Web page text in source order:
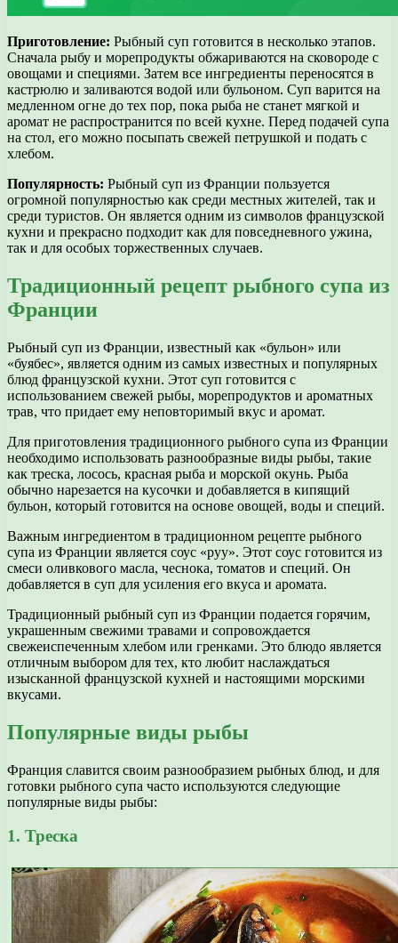
Приготовление: Рыбный суп готовится в несколько этапов.
Сначала рыбу и морепродукты обжариваются на сковороде с
овощами и специями. Затем все ингредиенты переносятся в
кастрюлю и заливаются водой или бульоном. Суп варится на
медленном огне до тех пор, пока рыба не станет мягкой и
аромат не распространится по всей кухне. Перед подачей супа
на стол, его можно посыпать свежей петрушкой и подать с
хлебом.
Популярность: Рыбный суп из Франции пользуется
огромной популярностью как среди местных жителей, так и
среди туристов. Он является одним из символов французской
кухни и прекрасно подходит как для повседневного ужина,
так и для особых торжественных случаев.
Традиционный рецепт рыбного супа из
Франции
Рыбный суп из Франции, известный как «бульон» или
«буябес», является одним из самых известных и популярных
блюд французской кухни. Этот суп готовится с
использованием свежей рыбы, морепродуктов и ароматных
трав, что придает ему неповторимый вкус и аромат.
Для приготовления традиционного рыбного супа из Франции
необходимо использовать разнообразные виды рыбы, такие
как треска, лосось, красная рыба и морской окунь. Рыба
обычно нарезается на кусочки и добавляется в кипящий
бульон, который готовится на основе овощей, воды и специй.
Важным ингредиентом в традиционном рецепте рыбного
супа из Франции является соус «руу». Этот соус готовится из
смеси оливкового масла, чеснока, томатов и специй. Он
добавляется в суп для усиления его вкуса и аромата.
Традиционный рыбный суп из Франции подается горячим,
украшенным свежими травами и сопровождается
свежеиспеченным хлебом или гренками. Это блюдо является
отличным выбором для тех, кто любит наслаждаться
изысканной французской кухней и настоящими морскими
вкусами.
Популярные виды рыбы
Франция славится своим разнообразием рыбных блюд, и для
готовки рыбного супа часто используются следующие
популярные виды рыбы:
1. Треска